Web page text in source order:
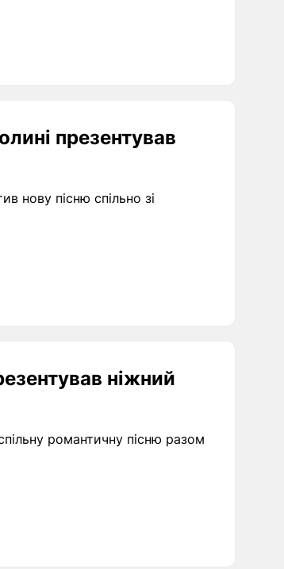
презентував
нову пісню спільно зі
ніжний